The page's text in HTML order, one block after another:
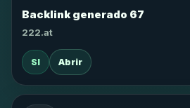
Backlink generado 67
222.at
SI Abrir